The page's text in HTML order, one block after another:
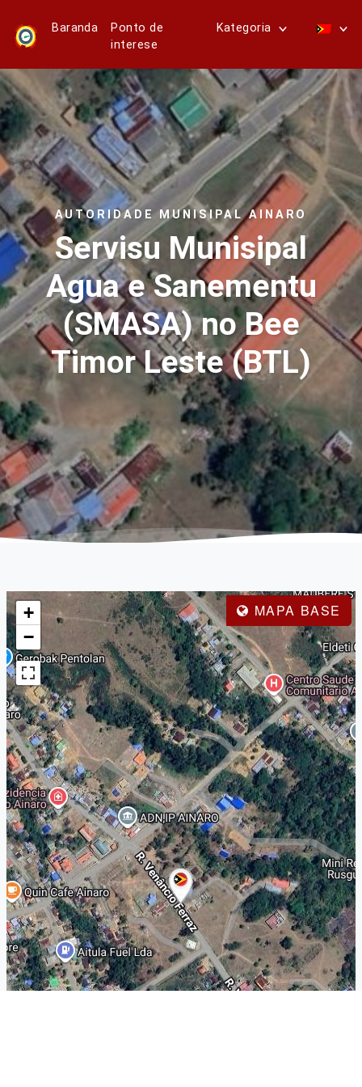
Baranda
Ponto de
interese
Kategoria
AUTORIDADE MUNISIPAL AINARO
Servisu Munisipal
Agua e Sanementu
(SMASA) no Bee
Timor Leste (BTL)
MAPA BASE
+
−